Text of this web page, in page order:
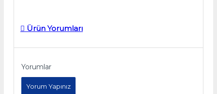
Ürün Yorumları
Yorumlar
Yorum Yapınız